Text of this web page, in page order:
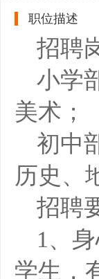
职位描述
招聘
小学
美术；
初中
历史、
招聘
1、
学生，